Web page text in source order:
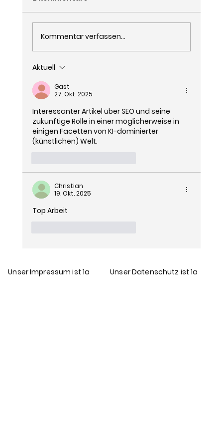
Die Vorteile von GAIO (Generative AI
Optimization) für KMU
Kommentar verfassen...
Aktuell
Gast
27. Okt. 2025
Interessanter Artikel über SEO und seine
zukünftige Rolle in einer möglicherweise in
einigen Facetten von KI-dominierter
(künstlichen) Welt.
Christian
19. Okt. 2025
Top Arbeit
Unser Impressum ist 1a Unser Datenschutz ist 1a